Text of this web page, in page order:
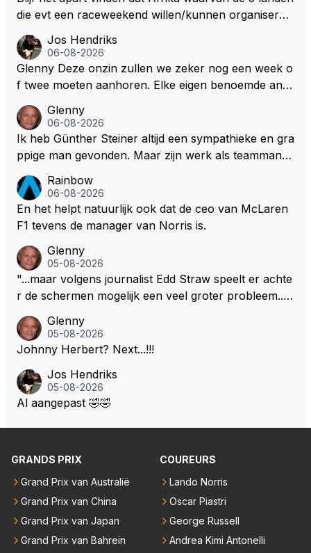
die evt een raceweekend willen/kunnen organiseren
het opknappen van circuits en geld voor de FOM o
m maar die F1 licentie binnen te halen. Dit terwijl dez
e Afrikaanse landen allemaal nog steeds flink wat on
Jos Hendriks
06-08-2026
Glenny Deze onzin zullen we zeker nog een week o
f twee moeten aanhoren. Elke eigen benoemde anali
aan het einde van het liedje zitten ze er allemaal naa
st Dus glenny sterkte met deze bullshit lezen
Glenny
06-08-2026
Ik heb Günther Steiner altijd een sympathieke en gra
ppige man gevonden. Maar zijn werk als teammanag
oit veel indruk gemaakt. Voor mij persoonlijk lijkt hij d
ezelfde weg te bewandelen als analist. En dat is niet
vanwege zijn persoonlijke Top-3. Hij blijft sympathie
presentator bij RTL Duitsland, een televisiezender di
e de Formule 1 uitzendt in Duitsland..., mwah!
Rainbow
06-08-2026
En het helpt natuurlijk ook dat de ceo van McLaren
F1 tevens de manager van Norris is.
Glenny
05-08-2026
"...maar volgens journalist Edd Straw speelt er achte
r de schermen mogelijk een veel groter probleem..."
Glenny
05-08-2026
Johnny Herbert? Next...!!!
Jos Hendriks
05-08-2026
Al aangepast 🤣🤣
GRANDS PRIX
Grand Prix van Australië
Grand Prix van China
Grand Prix van Japan
Grand Prix van Bahrein
COUREURS
Lando Norris
Oscar Piastri
George Russell
Andrea Kimi Antonelli